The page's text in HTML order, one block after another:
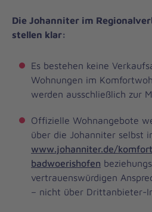
Die Johanniter im
stellen klar:
Es bestehen keine
Wohnungen im
werden ausschließlich zur
Offizielle Wohnangebote
über die Johanniter selbst
www.johanniter.de/
badwoerishofen
vertrauenswürdigen
– nicht über Drittanbieter-